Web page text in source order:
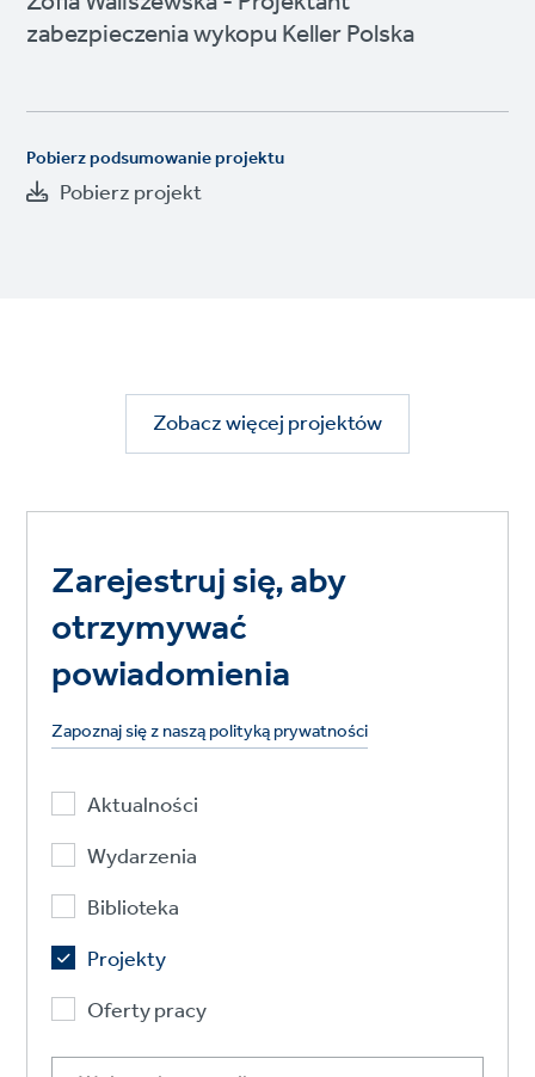
zabezpieczenia wykopu Keller Polska
Pobierz podsumowanie projektu
Pobierz projekt
Zobacz więcej projektów
Zarejestruj się, aby
otrzymywać
powiadomienia
Zapoznaj się z naszą polityką prywatności
Aktualności
Wydarzenia
Biblioteka
Projekty
Oferty pracy